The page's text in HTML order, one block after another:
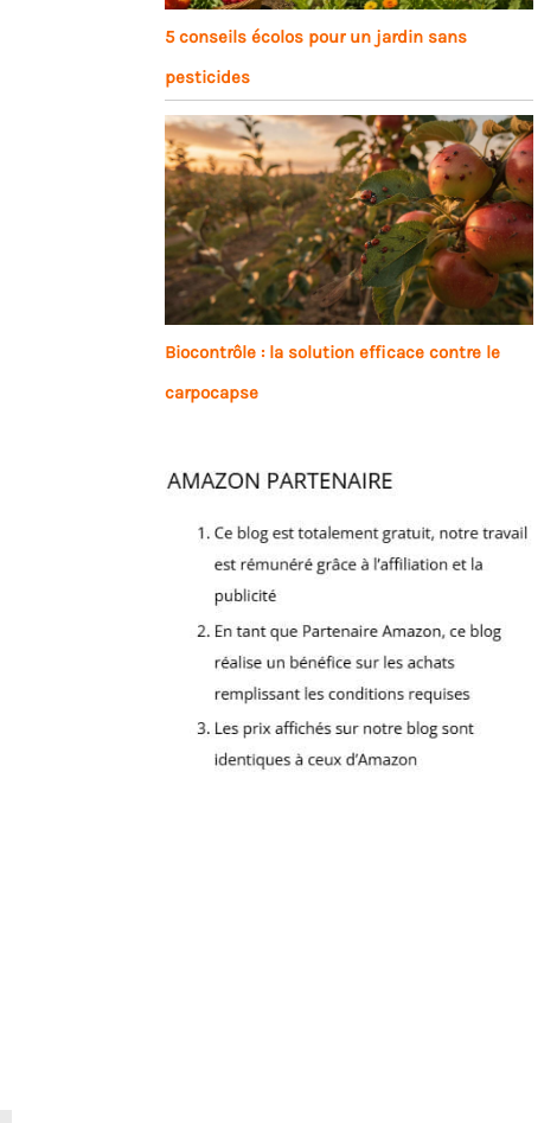
5 conseils écolos pour un jardin sans
pesticides
Biocontrôle : la solution efficace contre le
carpocapse